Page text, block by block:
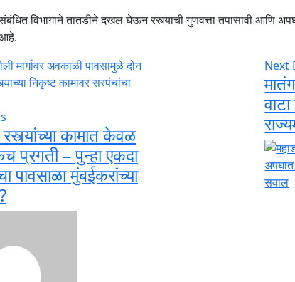
विभागाने तातडीने दखल घेऊन रस्त्याची गुणवत्ता तपासावी आणि
कामात केवळ
प्रगती – पुन्हा एकदा
पावसाळा मुंबईकरांच्या
Next